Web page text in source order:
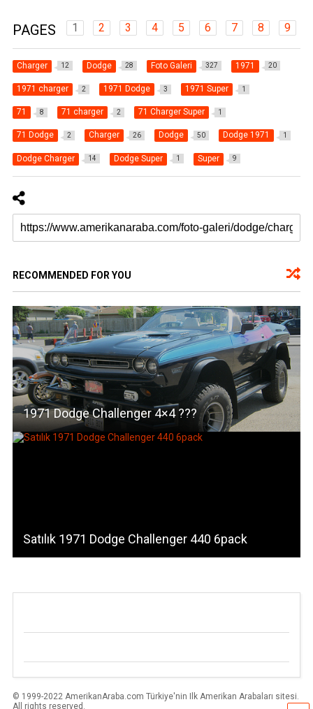
PAGES 1 2 3 4 5 6 7 8 9
Charger 12 Dodge 28 Foto Galeri 327 1971 20
1971 charger 2 1971 Dodge 3 1971 Super 1
71 8 71 charger 2 71 Charger Super 1
71 Dodge 2 Charger 26 Dodge 50 Dodge 1971 1
Dodge Charger 14 Dodge Super 1 Super 9
RECOMMENDED FOR YOU
1971 Dodge Challenger 4×4 ???
Satılık 1971 Dodge Challenger 440 6pack
© 1999-2022 AmerikanAraba.com Türkiye'nin Ilk Amerikan Arabaları sitesi.
All rights reserved.